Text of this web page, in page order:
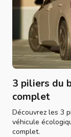
3 piliers du
complet
Découvrez les 3
véhicule
complet.